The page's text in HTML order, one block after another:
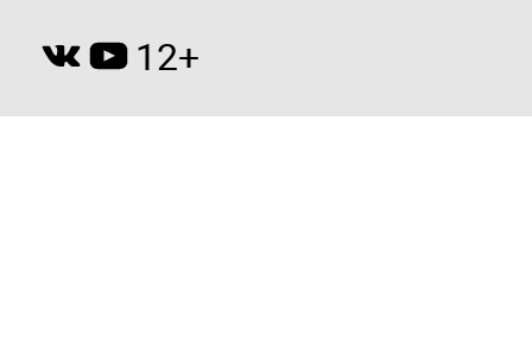
12+